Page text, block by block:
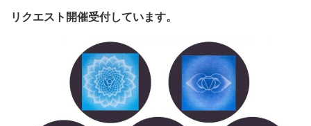
リクエスト開催受付しています。